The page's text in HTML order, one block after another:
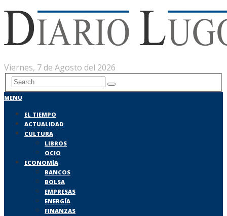
Viernes, 7 de Agosto del 2026
MENU
EL TIEMPO
ACTUALIDAD
CULTURA
LIBROS
OCIO
ECONOMÍA
BANCOS
BOLSA
EMPRESAS
ENERGÍA
FINANZAS